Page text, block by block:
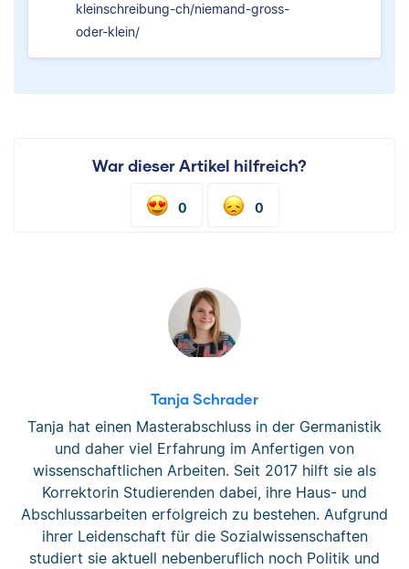
kleinschreibung-ch/niemand-gross-
oder-klein/
War dieser Artikel hilfreich?
0 0
Tanja Schrader
Tanja hat einen Masterabschluss in der Germanistik
und daher viel Erfahrung im Anfertigen von
wissenschaftlichen Arbeiten. Seit 2017 hilft sie als
Korrektorin Studierenden dabei, ihre Haus- und
Abschlussarbeiten erfolgreich zu bestehen. Aufgrund
ihrer Leidenschaft für die Sozialwissenschaften
studiert sie aktuell nebenberuflich noch Politik und